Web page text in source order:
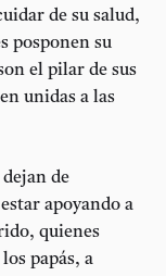
de su salud,
posponen su
el pilar de sus
unidas a las
de
apoyando a
quienes
papás, a